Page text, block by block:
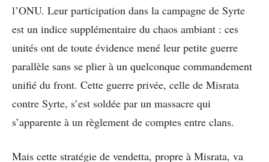
l’ONU. Leur participation dans la campagne de Syrte
est un indice supplémentaire du chaos ambiant : ces
unités ont de toute évidence mené leur petite guerre
parallèle sans se plier à un quelconque commandement
unifié du front. Cette guerre privée, celle de Misrata
contre Syrte, s’est soldée par un massacre qui
s’apparente à un règlement de comptes entre clans.
Mais cette stratégie de vendetta, propre à Misrata, va